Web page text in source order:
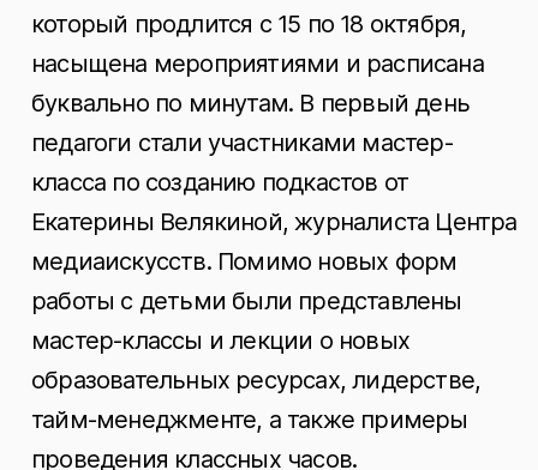
который продлится с 15 по 18 октября,
насыщена мероприятиями и расписана
буквально по минутам. В первый день
педагоги стали участниками мастер-
класса по созданию подкастов от
Екатерины Велякиной, журналиста Центра
медиаискусств. Помимо новых форм
работы с детьми были представлены
мастер-классы и лекции о новых
образовательных ресурсах, лидерстве,
тайм-менеджменте, а также примеры
проведения классных часов.